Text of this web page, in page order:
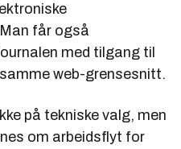
får også
med tilgang til
web-grensesnitt.
på tekniske valg, men
om arbeidsflyt for